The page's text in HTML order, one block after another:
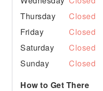
Thursday
Closed
Friday
Closed
Saturday
Closed
Sunday
Closed
How to Get There